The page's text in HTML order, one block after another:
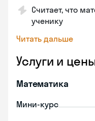
Считает, что
ученику
Читать дальше
Услуги и
Математика
Мини-курс